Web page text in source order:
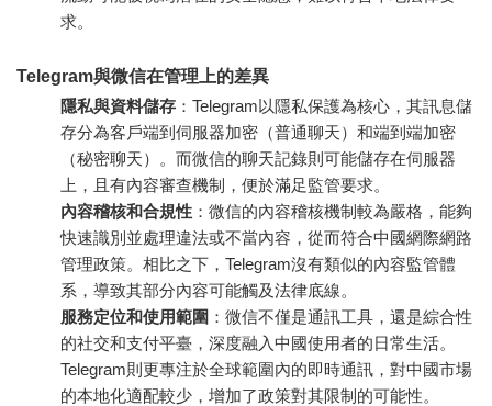
求。
Telegram與微信在管理上的差異
隱私與資料儲存 ：Telegram以隱私保護為核心，其訊息儲
存分為客戶端到伺服器加密（普通聊天）和端到端加密
（秘密聊天）。而微信的聊天記錄則可能儲存在伺服器
上，且有內容審查機制，便於滿足監管要求。
內容稽核和合規性 ：微信的內容稽核機制較為嚴格，能夠
快速識別並處理違法或不當內容，從而符合中國網際網路
管理政策。相比之下，Telegram沒有類似的內容監管體
系，導致其部分內容可能觸及法律底線。
服務定位和使用範圍 ：微信不僅是通訊工具，還是綜合性
的社交和支付平臺，深度融入中國使用者的日常生活。
Telegram則更專注於全球範圍內的即時通訊，對中國市場
的本地化適配較少，增加了政策對其限制的可能性。